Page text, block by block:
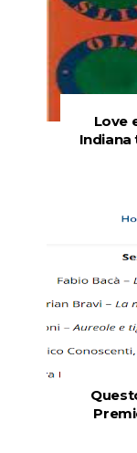
Love
Indiana